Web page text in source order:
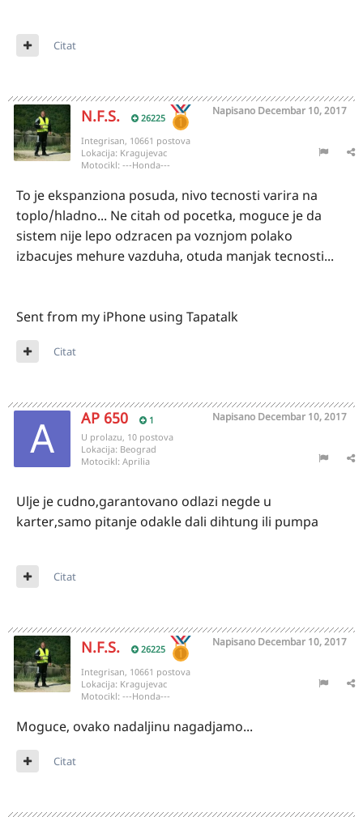
Citat
N.F.S. 26225
Napisano Decembar 10, 2017
Integrisan, 10661 postova
Lokacija: Kragujevac
Motocikl: ---Honda---
To je ekspanziona posuda, nivo tecnosti varira na
toplo/hladno... Ne citah od pocetka, moguce je da
sistem nije lepo odzracen pa voznjom polako
izbacujes mehure vazduha, otuda manjak tecnosti...
Sent from my iPhone using Tapatalk
Citat
AP 650 1 Napisano Decembar 10, 2017
U prolazu, 10 postova
Lokacija: Beograd
Motocikl: Aprilia
Ulje je cudno,garantovano odlazi negde u
karter,samo pitanje odakle dali dihtung ili pumpa
Citat
N.F.S. 26225
Napisano Decembar 10, 2017
Integrisan, 10661 postova
Lokacija: Kragujevac
Motocikl: ---Honda---
Moguce, ovako nadaljinu nagadjamo...
Citat